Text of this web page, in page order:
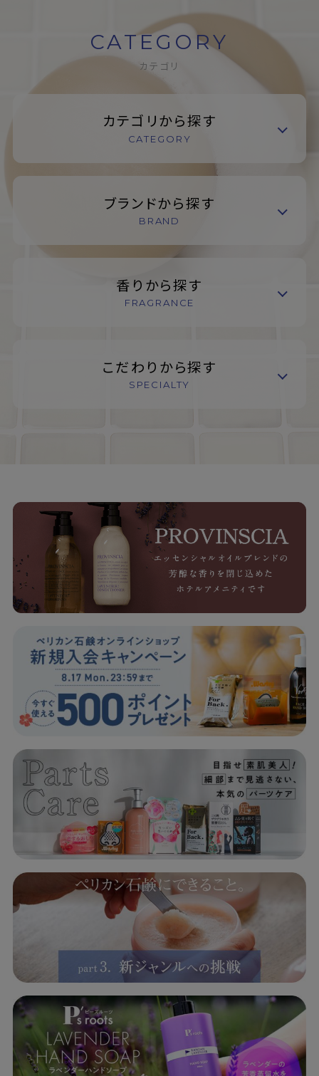
CATEGORY
カテゴリ
カテゴリから探す
CATEGORY
ブランドから探す
BRAND
香りから探す
FRAGRANCE
こだわりから探す
SPECIALTY